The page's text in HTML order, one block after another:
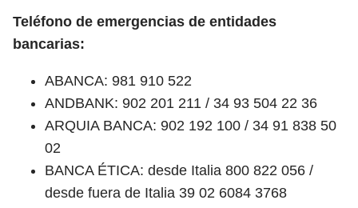
Teléfono de emergencias de entidades
bancarias:
ABANCA: 981 910 522
ANDBANK: 902 201 211 / 34 93 504 22 36
ARQUIA BANCA: 902 192 100 / 34 91 838 50
02
BANCA ÉTICA: desde Italia 800 822 056 /
desde fuera de Italia 39 02 6084 3768